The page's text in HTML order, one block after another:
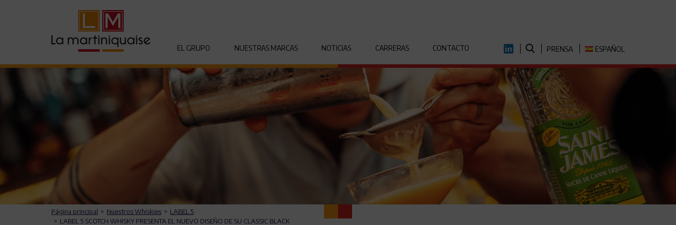
EL GRUPO NUESTRAS MARCAS NOTICIAS CARRERAS CONTACTO LINKEDIN PRENSA ESPAÑOL
Página principal Nuestros Whiskies
LABEL 5
LABEL 5 SCOTCH WHISKY PRESENTA EL NUEVO DISEÑO DE SU CLASSIC BLACK